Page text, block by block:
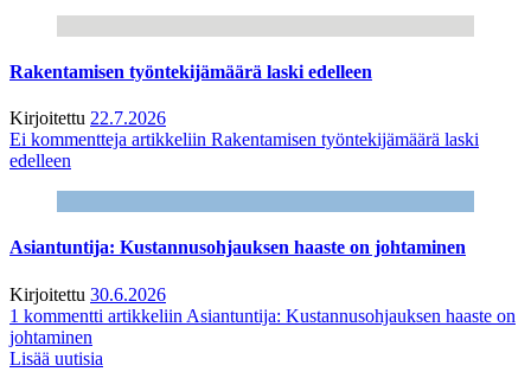
Rakentamisen työntekijämäärä laski edelleen
Kirjoitettu 22.7.2026
Ei kommentteja artikkeliin Rakentamisen työntekijämäärä laski
edelleen
Asiantuntija: Kustannusohjauksen haaste on johtaminen
Kirjoitettu 30.6.2026
1 kommentti artikkeliin Asiantuntija: Kustannusohjauksen haaste on
johtaminen
Lisää uutisia